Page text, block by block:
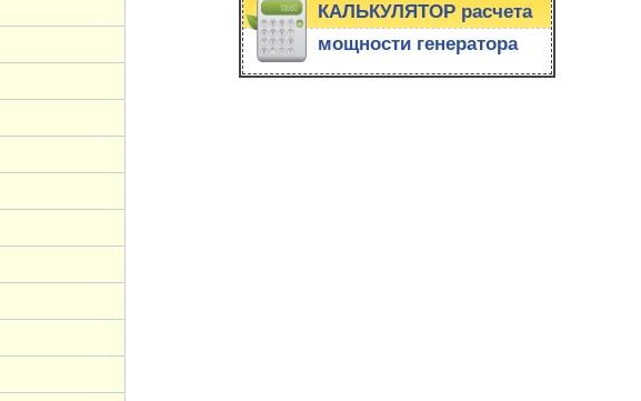
КАЛЬКУЛЯТОР расчета
мощности генератора